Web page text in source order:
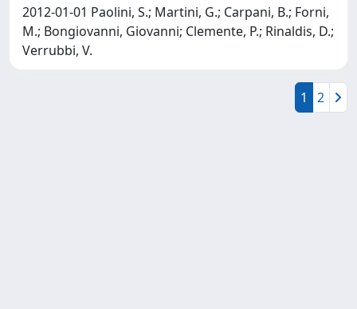
2012-01-01 Paolini, S.; Martini, G.; Carpani, B.; Forni,
M.; Bongiovanni, Giovanni; Clemente, P.; Rinaldis, D.;
Verrubbi, V.
1 2